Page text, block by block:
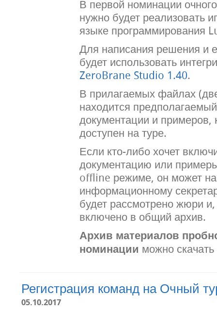
В первой номинации
нужно будет реализовать
языке программирования
Для написания решения и
будет использовать
ZeroBrane Studio 1.40.
В прилагаемых файлах
находится
документации и примеров,
доступен на туре.
Если кто-либо хочет
документацию или
offline режиме, он может
информационному
будет рассмотрено жюри
включено в общий архив.
Архив материалов
номинации можно
Регистрация команд на Очный
05.10.2017